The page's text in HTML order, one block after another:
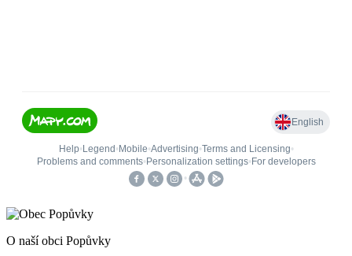
O naší obci Popůvky